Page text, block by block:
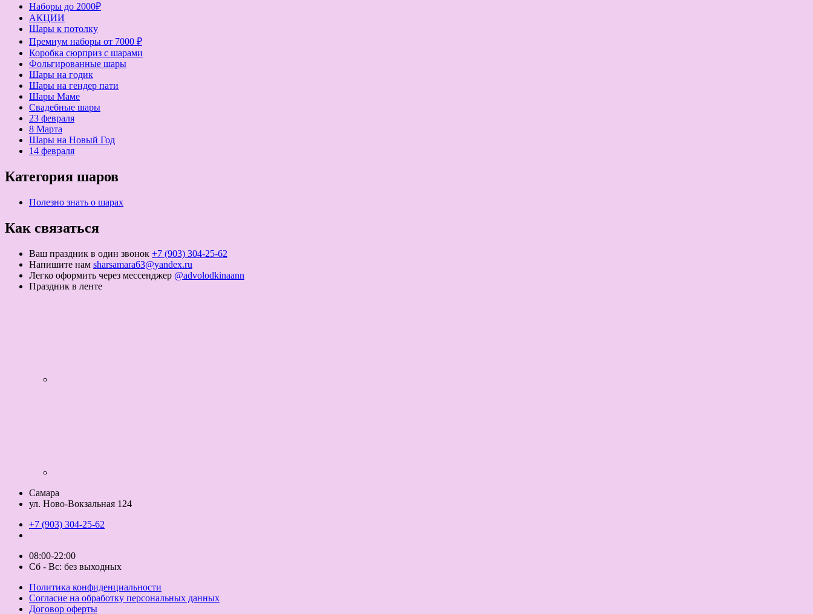
Наборы до 2000₽
АКЦИИ
Шары к потолку
Премиум наборы от 7000 ₽
Коробка сюрприз с шарами
Фольгированные шары
Шары на годик
Шары на гендер пати
Шары Маме
Свадебные шары
23 февраля
8 Марта
Шары на Новый Год
14 февраля
Категория шаров
Полезно знать о шарах
Как связаться
Ваш праздник в один звонок +7 (903) 304-25-62
Напишите нам sharsamara63@yandex.ru
Легко оформить через мессенджер @advolodkinaann
Праздник в ленте
Самара
ул. Ново-Вокзальная 124
+7 (903) 304-25-62
08:00-22:00
Сб - Вс: без выходных
Политика конфиденциальности
Согласие на обработку персональных данных
Договор оферты